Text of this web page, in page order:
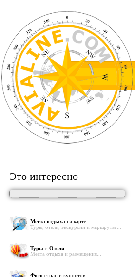
Это интересно
Места отдыха на карте
Туры, отели, экскурсии и маршруты ...
Туры и Отели
Места отдыха и размещения...
Фото стран и курортов